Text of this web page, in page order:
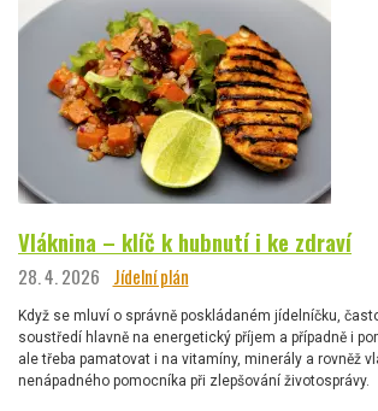
Vláknina – klíč k hubnutí i ke zdraví
28. 4. 2026 Jídelní plán
Když se mluví o správně poskládaném jídelníčku,
soustředí hlavně na energetický příjem a případně i
ale třeba pamatovat i na vitamíny, minerály a rovněž
nenápadného pomocníka při zlepšování životosprávy.